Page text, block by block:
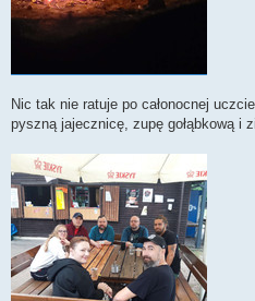
Nic tak nie ratuje po całonocnej
pyszną jajecznicę, zupę gołąbkową i